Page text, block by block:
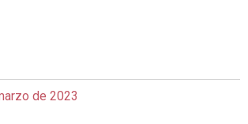
de 2023